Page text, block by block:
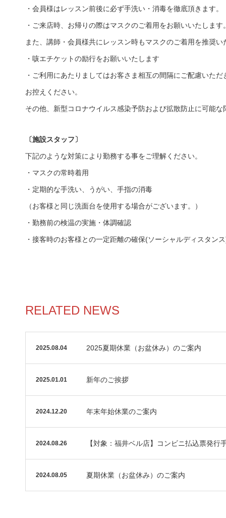
・会員様はレッスン前後に必ず手洗い・消毒を徹底頂きます。
・ご来店時、お帰りの際はマスクのご着用をお願いいたします
また、講師・会員様共にレッスン時もマスクのご着用を推奨い
・咳エチケットの励行をお願いいたします
・ご利用にあたりましてはお客さま相互の間隔にご配慮いた
お控えください。
その他、新型コロナウイルス感染予防および拡散防止に可能な
〔施設スタッフ〕
下記のような対策により勤務する事をご理解ください。
・マスクの常時着用
・定期的な手洗い、うがい、手指の消毒
（お客様と同じ洗面台を使用する場合がございます。）
・勤務前の検温の実施・体調確認
・接客時のお客様との一定距離の確保(ソーシャルディスタン
RELATED NEWS
2025.08.04 2025夏期休業（お盆休み）のご案内
2025.01.01 新年のご挨拶
2024.12.20 年末年始休業のご案内
2024.08.26 【対象：福井ベル店】コンビニ払込票発行
2024.08.05 夏期休業（お盆休み）のご案内